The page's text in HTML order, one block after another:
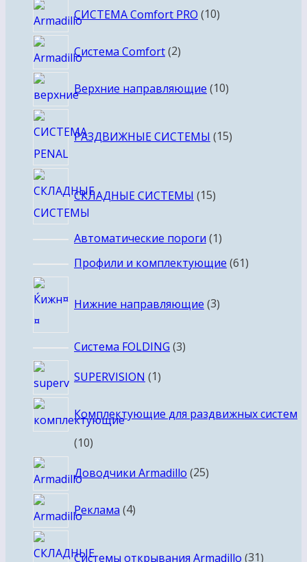
СИСТЕМА Comfort PRO 1010
Система Comfort 22
Верхние направляющие 1010
РАЗДВИЖНЫЕ СИСТЕМЫ 15товаров
СКЛАДНЫЕ СИСТЕМЫ 15товаров
Автоматические пороги 11
товар
Профили и комплектующие 6161
Нижние направляющие 3товара
Система FOLDING 33
SUPERVISION 11
Комплектующие для раздвижных систем
1010
Доводчики Armadillo 2525
Реклама 44
Системы открывания Armadillo 31